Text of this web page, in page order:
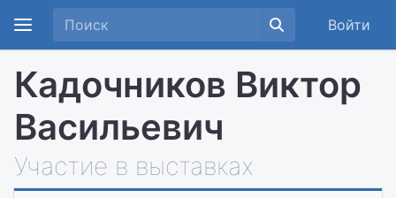
Войти
Кадочников Виктор
Васильевич
Участие в выставках